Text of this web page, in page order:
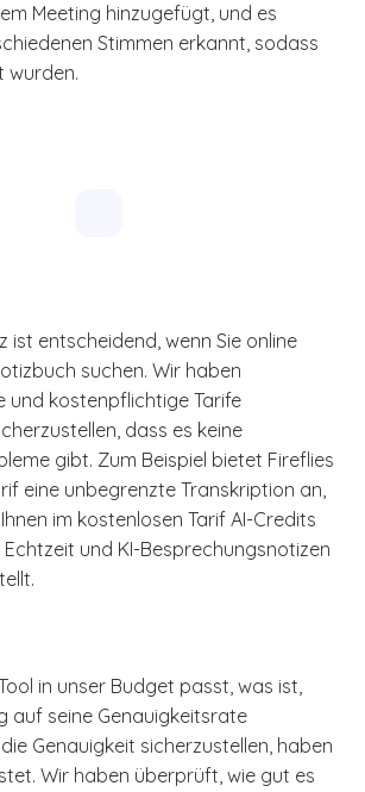
Meeting hinzugefügt, und es
Stimmen erkannt, sodass
wurden.
ist entscheidend, wenn Sie online
suchen. Wir haben
und kostenpflichtige Tarife
dass es keine
gibt. Zum Beispiel bietet Fireflies
eine unbegrenzte Transkription an,
im kostenlosen Tarif AI-Credits
und KI-Besprechungsnotizen
in unser Budget passt, was ist,
auf seine Genauigkeitsrate
Genauigkeit sicherzustellen, haben
Wir haben überprüft, wie gut es